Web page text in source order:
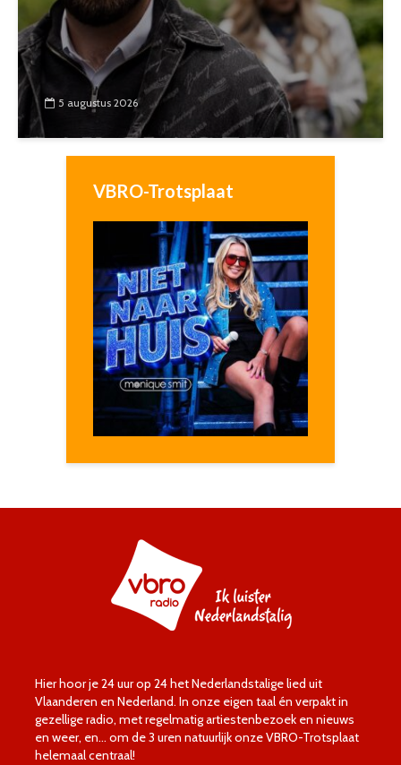
5 augustus 2026
VBRO-Trotsplaat
Hier hoor je 24 uur op 24 het Nederlandstalige lied uit
Vlaanderen en Nederland. In onze eigen taal én verpakt in
gezellige radio, met regelmatig artiestenbezoek en nieuws
en weer, en… om de 3 uren natuurlijk onze VBRO-Trotsplaat
helemaal centraal!